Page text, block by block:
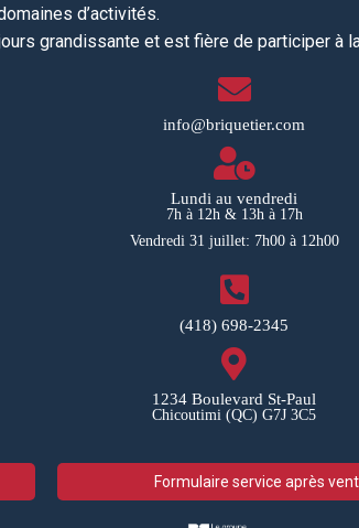
d’activités.
grandissante et est fière de participer à
info@briquetier.com
Lundi au vendredi
7h à 12h & 13h à 17h
Vendredi 31 juillet: 7h00 à 12h00
(418) 698-2345
1234 Boulevard St-Paul
Chicoutimi (QC) G7J 3C5
Formulaire service après